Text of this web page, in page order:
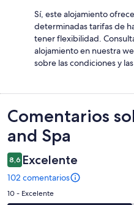
Sí, este alojamiento
determinadas tarifas de
tener flexibilidad.
alojamiento en nuestra
sobre las condiciones y
Comentarios
Comentarios
and Spa
8,6 Excelente
102 comentarios
49
10 - Excelente